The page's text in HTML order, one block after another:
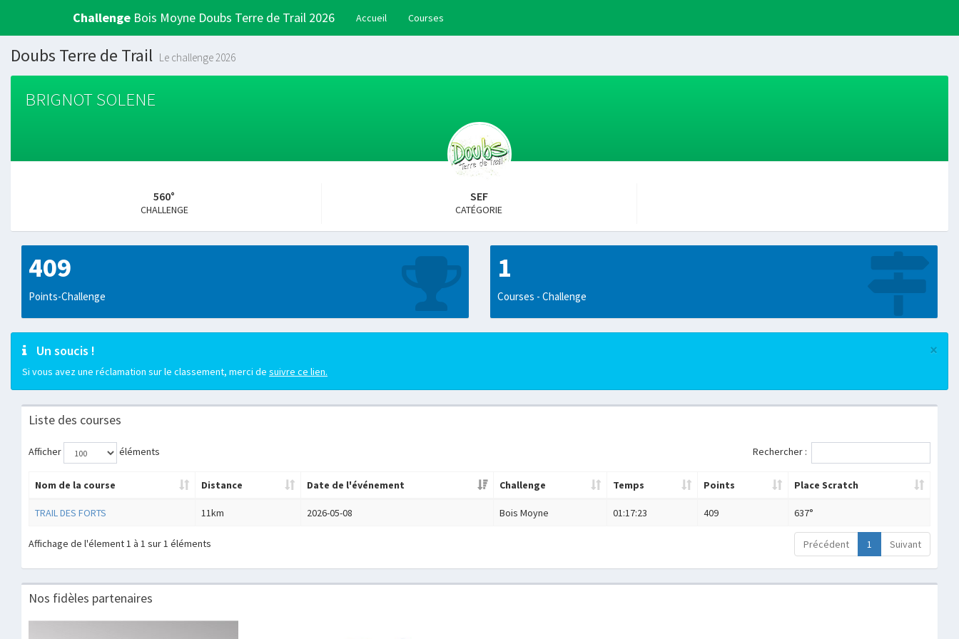
Challenge Bois Moyne Doubs Terre de Trail 2026 Accueil Courses
Doubs Terre de Trail Le challenge 2026
BRIGNOT SOLENE
560°
CHALLENGE
SEF
CATÉGORIE
409
Points-Challenge
1
Courses - Challenge
×
Un soucis !
Si vous avez une réclamation sur le classement, merci de suivre ce lien.
Liste des courses
Afficher éléments Rechercher :
Nom de la course Distance Date de l'événement Challenge Temps Points Place Scratch
TRAIL DES FORTS 11km 2026-05-08 Bois Moyne 01:17:23 409 637°
Affichage de l'élement 1 à 1 sur 1 éléments Précédent 1 Suivant
Nos fidèles partenaires